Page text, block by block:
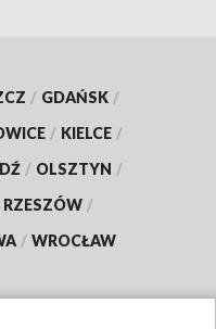
/ GDAŃSK /
/ KIELCE /
/ OLSZTYN /
RZESZÓW /
/ WROCŁAW